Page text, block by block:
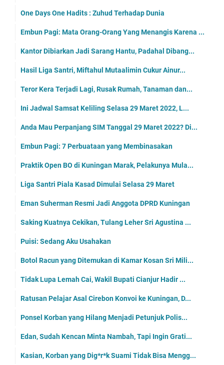
One Days One Hadits : Zuhud Terhadap Dunia
Embun Pagi: Mata Orang-Orang Yang Menangis Karena ...
Kantor Dibiarkan Jadi Sarang Hantu, Padahal Dibang...
Hasil Liga Santri, Miftahul Mutaalimin Cukur Ainur...
Teror Kera Terjadi Lagi, Rusak Rumah, Tanaman dan...
Ini Jadwal Samsat Keliling Selasa 29 Maret 2022, L...
Anda Mau Perpanjang SIM Tanggal 29 Maret 2022? Di...
Embun Pagi: 7 Perbuataan yang Membinasakan
Praktik Open BO di Kuningan Marak, Pelakunya Mula...
Liga Santri Piala Kasad Dimulai Selasa 29 Maret
Eman Suherman Resmi Jadi Anggota DPRD Kuningan
Saking Kuatnya Cekikan, Tulang Leher Sri Agustina ...
Puisi: Sedang Aku Usahakan
Botol Racun yang Ditemukan di Kamar Kosan Sri Mili...
Tidak Lupa Lemah Cai, Wakil Bupati Cianjur Hadir ...
Ratusan Pelajar Asal Cirebon Konvoi ke Kuningan, D...
Ponsel Korban yang Hilang Menjadi Petunjuk Polis...
Edan, Sudah Kencan Minta Nambah, Tapi Ingin Grati...
Kasian, Korban yang Dig*r*k Suami Tidak Bisa Mengg...